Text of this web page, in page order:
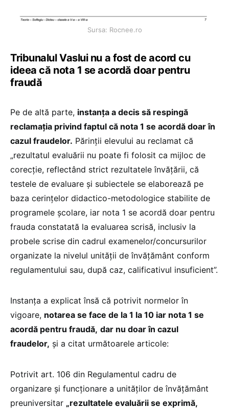
Sursa: Rocnee.ro
Tribunalul Vaslui nu a fost de acord cu
ideea că nota 1 se acordă doar pentru
fraudă
Pe de altă parte, instanța a decis să respingă
reclamația privind faptul că nota 1 se acordă doar în
cazul fraudelor. Părinții elevului au reclamat că
„rezultatul evaluării nu poate fi folosit ca mijloc de
corecție, reflectând strict rezultatele învățării, că
testele de evaluare şi subiectele se elaborează pe
baza cerințelor didactico-metodologice stabilite de
programele școlare, iar nota 1 se acordă doar pentru
frauda constatată la evaluarea scrisă, inclusiv la
probele scrise din cadrul examenelor/concursurilor
organizate la nivelul unităţii de învăţământ conform
regulamentului sau, după caz, calificativul insuficient”.
Instanța a explicat însă că potrivit normelor în
vigoare, notarea se face de la 1 la 10 iar nota 1 se
acordă pentru fraudă, dar nu doar în cazul
fraudelor, și a citat următoarele articole:
Potrivit art. 106 din Regulamentul cadru de
organizare şi funcţionare a unităţilor de învăţământ
preuniversitar „rezultatele evaluării se exprimă,